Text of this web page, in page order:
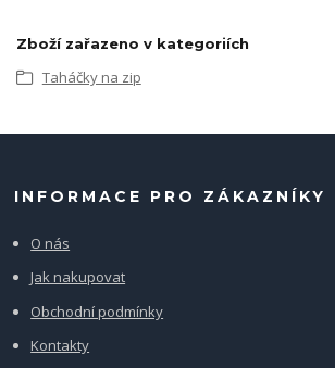
Zboží zařazeno v kategoriích
Taháčky na zip
INFORMACE PRO ZÁKAZNÍKY
O nás
Jak nakupovat
Obchodní podmínky
Kontakty